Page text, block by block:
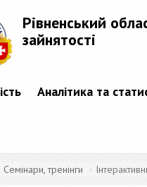
Рівненський
зайнятості
Аналітика та
Семінари, тренінги